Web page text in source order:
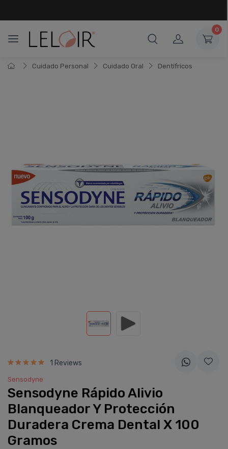
0
Cuidado Personal Cuidado Oral Dentí­fricos
1 Reviews
Sensodyne
Sensodyne Rápido Alivio
Blanqueador Y Protección
Duradera Crema Dental X 100
Gramos